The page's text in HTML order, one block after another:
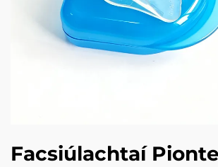
Facsiúlachtaí